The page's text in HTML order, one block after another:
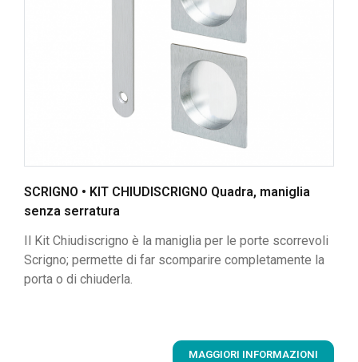
SCRIGNO • KIT CHIUDISCRIGNO Quadra, maniglia
senza serratura
Il Kit Chiudiscrigno è la maniglia per le porte scorrevoli
Scrigno; permette di far scomparire completamente la
porta o di chiuderla.
MAGGIORI INFORMAZIONI